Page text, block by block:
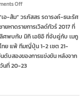
Offon
ได้
อันดับ
2
วอลเลย์บอล
ชายหาด
เวิลด์
ทัวร์
เอ-ส้ม” วรภัสสร รดารงค์-ธนะรัศ
ยหาดรายการเวิลด์ทัวร์ 2017 ที่
ลิศพบกับ มิกิ เอชิอิ ที่จับคู่กับ เมกู
ย แพ้ ทีมญี่ปุ่น 1-2 เซต 21-
นดับสองของการแข่งขัน หลังจาก
นที่ 20-23